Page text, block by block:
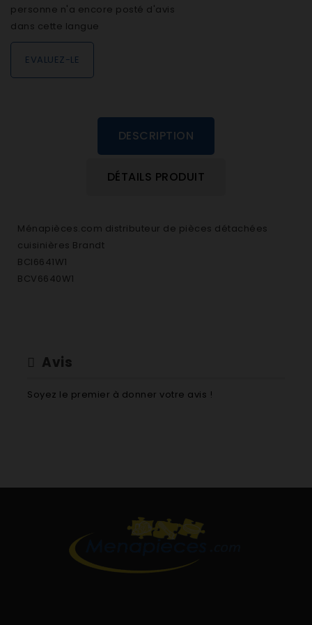
personne n'a encore posté d'avis
dans cette langue
EVALUEZ-LE
DESCRIPTION
DÉTAILS PRODUIT
Ménapièces.com distributeur de pièces détachées
cuisinières Brandt
BCI6641W1
BCV6640W1
Avis
Soyez le premier à donner votre avis !